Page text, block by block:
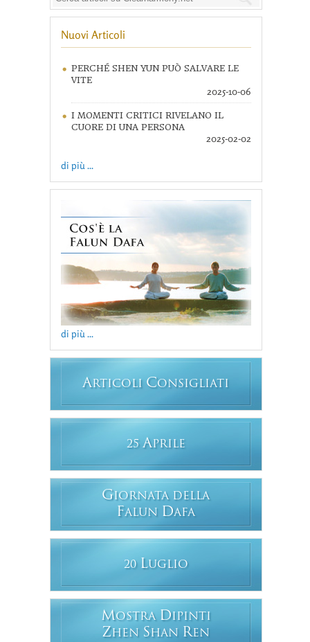
Nuovi Articoli
PERCHÉ SHEN YUN PUÒ SALVARE LE
VITE
2025-10-06
I MOMENTI CRITICI RIVELANO IL
CUORE DI UNA PERSONA
2025-02-02
di più ...
di più ...
ARTICOLI CONSIGLIATI
25 APRILE
GIORNATA DELLA
FALUN DAFA
20 LUGLIO
MOSTRA DIPINTI
ZHEN SHAN REN